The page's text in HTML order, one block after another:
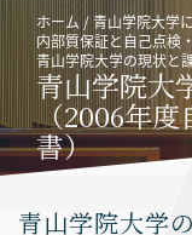
ホーム 青山学院大学
内部質保証と自己点検
青山学院大学の現状と
青山学院大
（2006年度
書）
青山学院大学